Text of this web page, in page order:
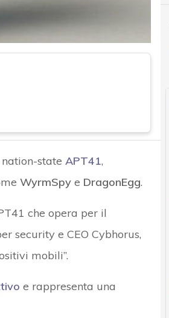
state APT41,
WyrmSpye DragonEgg.
che opera per il
security e CEO Cybhorus,
mobili”.
e rappresenta una